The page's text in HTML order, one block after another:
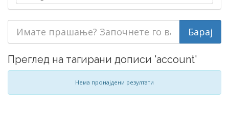
Преглед на тагирани дописи 'account'
Нема пронајдени резултати